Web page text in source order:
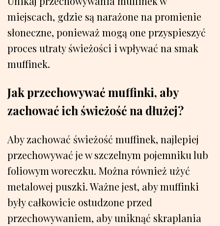
miejscach, gdzie są narażone na promienie
słoneczne, ponieważ mogą one przyspieszyć
proces utraty świeżości i wpływać na smak
muffinek.
Jak przechowywać muffinki, aby
zachować ich świeżość na dłużej?
Aby zachować świeżość muffinek, najlepiej
przechowywać je w szczelnym pojemniku lub
foliowym woreczku. Można również użyć
metalowej puszki. Ważne jest, aby muffinki
były całkowicie ostudzone przed
przechowywaniem, aby uniknąć skraplania